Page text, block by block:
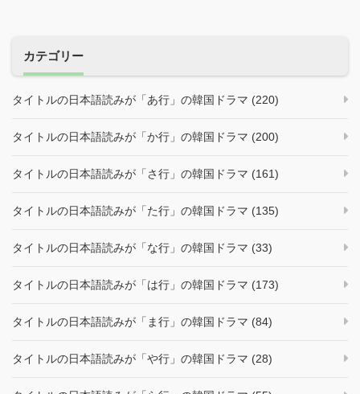
カテゴリー
タイトルの日本語読みが「あ行」の韓国ドラマ (220)
タイトルの日本語読みが「か行」の韓国ドラマ (200)
タイトルの日本語読みが「さ行」の韓国ドラマ (161)
タイトルの日本語読みが「た行」の韓国ドラマ (135)
タイトルの日本語読みが「な行」の韓国ドラマ (33)
タイトルの日本語読みが「は行」の韓国ドラマ (173)
タイトルの日本語読みが「ま行」の韓国ドラマ (84)
タイトルの日本語読みが「や行」の韓国ドラマ (28)